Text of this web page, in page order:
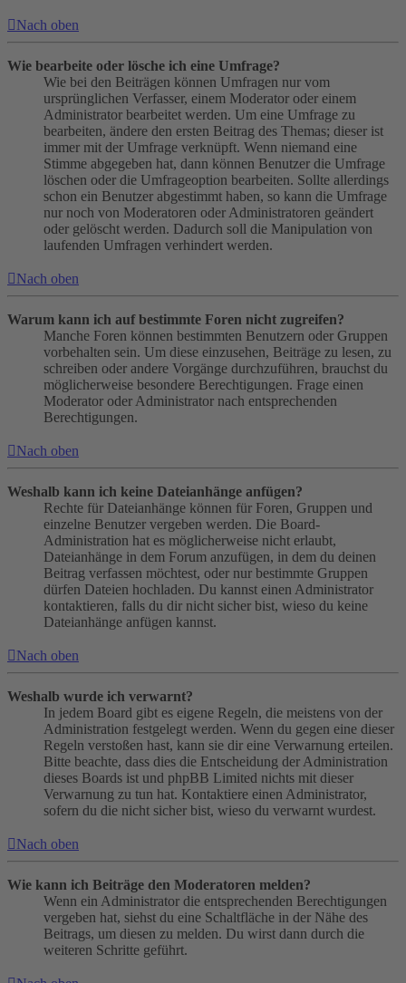
Nach oben
Wie bearbeite oder lösche ich eine Umfrage?
Wie bei den Beiträgen können Umfragen nur vom
ursprünglichen Verfasser, einem Moderator oder einem
Administrator bearbeitet werden. Um eine Umfrage zu
bearbeiten, ändere den ersten Beitrag des Themas; dieser ist
immer mit der Umfrage verknüpft. Wenn niemand eine
Stimme abgegeben hat, dann können Benutzer die Umfrage
löschen oder die Umfrageoption bearbeiten. Sollte allerdings
schon ein Benutzer abgestimmt haben, so kann die Umfrage
nur noch von Moderatoren oder Administratoren geändert
oder gelöscht werden. Dadurch soll die Manipulation von
laufenden Umfragen verhindert werden.
Nach oben
Warum kann ich auf bestimmte Foren nicht zugreifen?
Manche Foren können bestimmten Benutzern oder Gruppen
vorbehalten sein. Um diese einzusehen, Beiträge zu lesen, zu
schreiben oder andere Vorgänge durchzuführen, brauchst du
möglicherweise besondere Berechtigungen. Frage einen
Moderator oder Administrator nach entsprechenden
Berechtigungen.
Nach oben
Weshalb kann ich keine Dateianhänge anfügen?
Rechte für Dateianhänge können für Foren, Gruppen und
einzelne Benutzer vergeben werden. Die Board-
Administration hat es möglicherweise nicht erlaubt,
Dateianhänge in dem Forum anzufügen, in dem du deinen
Beitrag verfassen möchtest, oder nur bestimmte Gruppen
dürfen Dateien hochladen. Du kannst einen Administrator
kontaktieren, falls du dir nicht sicher bist, wieso du keine
Dateianhänge anfügen kannst.
Nach oben
Weshalb wurde ich verwarnt?
In jedem Board gibt es eigene Regeln, die meistens von der
Administration festgelegt werden. Wenn du gegen eine dieser
Regeln verstoßen hast, kann sie dir eine Verwarnung erteilen.
Bitte beachte, dass dies die Entscheidung der Administration
dieses Boards ist und phpBB Limited nichts mit dieser
Verwarnung zu tun hat. Kontaktiere einen Administrator,
sofern du die nicht sicher bist, wieso du verwarnt wurdest.
Nach oben
Wie kann ich Beiträge den Moderatoren melden?
Wenn ein Administrator die entsprechenden Berechtigungen
vergeben hat, siehst du eine Schaltfläche in der Nähe des
Beitrags, um diesen zu melden. Du wirst dann durch die
weiteren Schritte geführt.